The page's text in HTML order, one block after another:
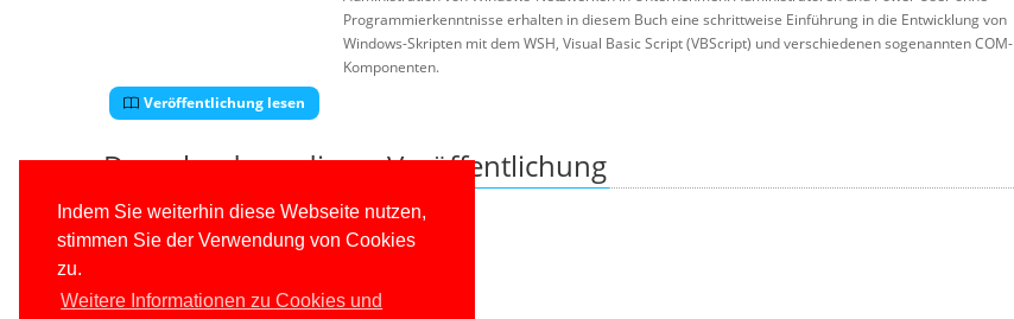
Indem Sie weiterhin diese Webseite nutzen,
stimmen Sie der Verwendung von Cookies
zu.
Weitere Informationen zu Cookies und
Programmierkenntnisse erhalten in diesem Buch eine schrittweise Einführung in die Entwicklung von
Windows-Skripten mit dem WSH, Visual Basic Script (VBScript) und verschiedenen sogenannten COM-
Komponenten.
Veröffentlichung lesen
Downloads zu dieser Veröffentlichung
Leider keine Dateien vorhanden.